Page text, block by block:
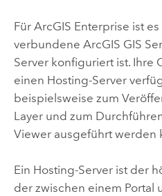
Für ArcGIS Enterprise ist
verbundene ArcGIS GIS
Server konfiguriert ist. Ihre
einen Hosting-Server
beispielsweise zum
Layer und zum
Viewerausgeführt werden
Ein Hosting-Server ist der
der zwischen einem Portal